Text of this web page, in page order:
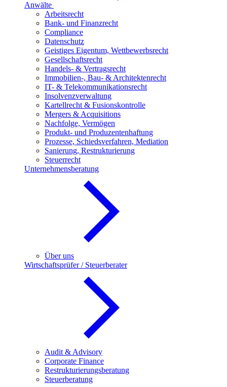
Anwälte
Arbeitsrecht
Bank- und Finanzrecht
Compliance
Datenschutz
Geistiges Eigentum, Wettbewerbsrecht
Gesellschaftsrecht
Handels- & Vertragsrecht
Immobilien-, Bau- & Architektenrecht
IT- & Telekommunikationsrecht
Insolvenzverwaltung
Kartellrecht & Fusionskontrolle
Mergers & Acquisitions
Nachfolge, Vermögen
Produkt- und Produzentenhaftung
Prozesse, Schiedsverfahren, Mediation
Sanierung, Restrukturierung
Steuerrecht
Unternehmensberatung
Über uns
Wirtschaftsprüfer / Steuerberater
Audit & Advisory
Corporate Finance
Restrukturierungsberatung
Steuerberatung